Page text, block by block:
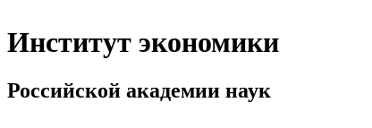
Институт экономики
Российской академии наук